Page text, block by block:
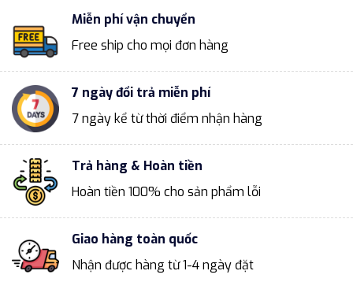
Miễn phí vận chuyển
Free ship cho mọi đơn hàng
7 ngày đổi trả miễn phí
7 ngày kể từ thời điểm nhận hàng
Trả hàng & Hoàn tiền
Hoàn tiền 100% cho sản phẩm lỗi
Giao hàng toàn quốc
Nhận được hàng từ 1-4 ngày đặt